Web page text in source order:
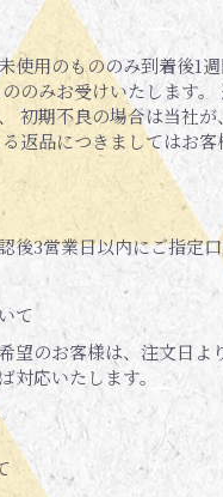
使用のもののみ到着後1
のみお受けいたします。
初期不良の場合は当社
返品につきましてはお
後3営業日以内にご指定
て
望のお客様は、注文日よ
対応いたします。